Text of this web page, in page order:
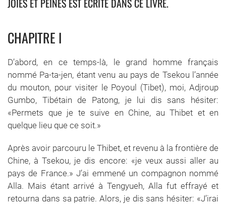
CHAPITRE I
D’abord, en ce temps-là, le grand homme français
nommé Pa-ta-jen, étant venu au pays de Tsekou l’année
du mouton, pour visiter le Poyoul (Tibet), moi, Adjroup
Gumbo, Tibétain de Patong, je lui dis sans hésiter:
«Permets que je te suive en Chine, au Thibet et en
quelque lieu que ce soit.»
Après avoir parcouru le Thibet, et revenu à la frontière de
Chine, à Tsekou, je dis encore: «je veux aussi aller au
pays de France.» J’ai emmené un compagnon nommé
Alla. Mais étant arrivé à Tengyueh, Alla fut effrayé et
retourna dans sa patrie. Alors, je dis sans hésiter: «J’irai